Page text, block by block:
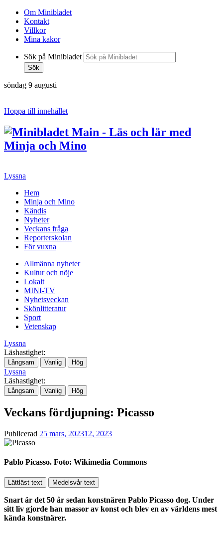
Om Minibladet
Kontakt
Villkor
Mina kakor
Sök på Minibladet
Sök
söndag 9 augusti
Hoppa till innehållet
Lyssna
Hem
Minja och Mino
Kändis
Nyheter
Veckans fråga
Reporterskolan
För vuxna
Allmänna nyheter
Kultur och nöje
Lokalt
MINI-TV
Nyhetsveckan
Skönlitteratur
Sport
Vetenskap
Lyssna
Läshastighet:
Långsam Vanlig Hög
Lyssna
Läshastighet:
Långsam Vanlig Hög
Veckans fördjupning: Picasso
Publicerad 25 mars, 202312, 2023
Pablo Picasso. Foto: Wikimedia Commons
Lättläst text Medelsvår text
Snart är det 50 år sedan konstnären Pablo Picasso dog. Under
sitt liv gjorde han massor av konst och blev en av världens mest
kända konstnärer.